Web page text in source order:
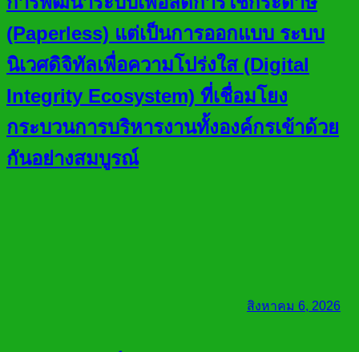
(Paperless) แต่เป็นการออกแบบ ระบบ
นิเวศดิจิทัลเพื่อความโปร่งใส (Digital
Integrity Ecosystem) ที่เชื่อมโยง
กระบวนการบริหารงานทั้งองค์กรเข้าด้วย
กันอย่างสมบูรณ์
สิงหาคม 6, 2026